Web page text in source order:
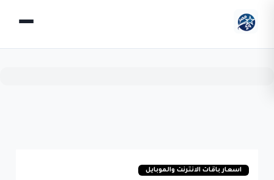
اسعار باقات الانترنت والموبايل